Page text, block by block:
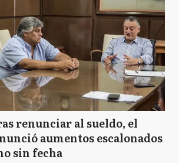
renunciar al sueldo, el
aumentos escalonados
sin fecha